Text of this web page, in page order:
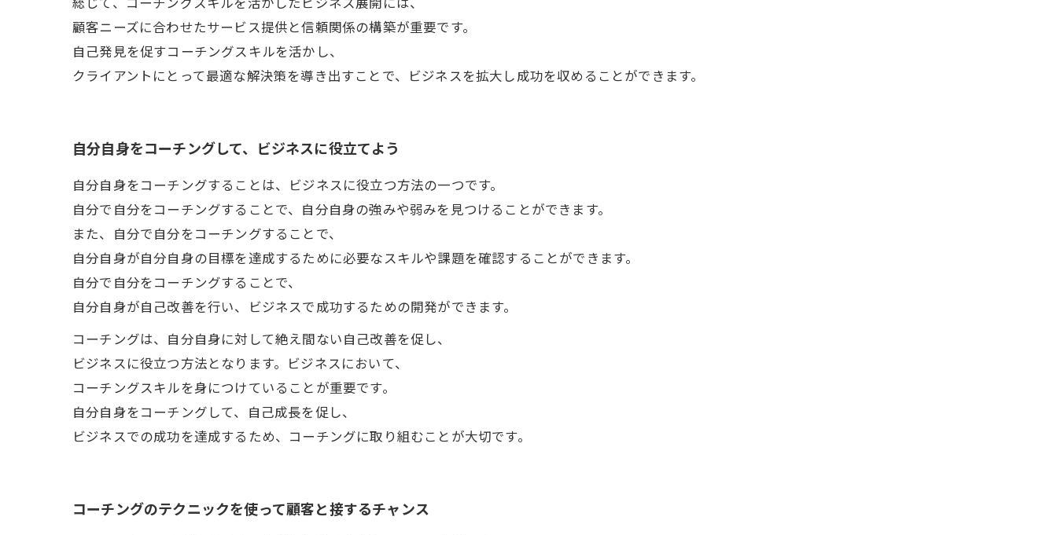
顧客ニーズに合わせたサービス提供と信頼関係の構築が重要です。
自己発見を促すコーチングスキルを活かし、
クライアントにとって最適な解決策を導き出すことで、ビジネスを拡大し成功を収めることができます。
自分自身をコーチングして、ビジネスに役立てよう
自分自身をコーチングすることは、ビジネスに役立つ方法の一つです。
自分で自分をコーチングすることで、自分自身の強みや弱みを見つけることができます。
また、自分で自分をコーチングすることで、
自分自身が自分自身の目標を達成するために必要なスキルや課題を確認することができます。
自分で自分をコーチングすることで、
自分自身が自己改善を行い、ビジネスで成功するための開発ができます。
コーチングは、自分自身に対して絶え間ない自己改善を促し、
ビジネスに役立つ方法となります。ビジネスにおいて、
コーチングスキルを身につけていることが重要です。
自分自身をコーチングして、自己成長を促し、
ビジネスでの成功を達成するため、コーチングに取り組むことが大切です。
コーチングのテクニックを使って顧客と接するチャンス